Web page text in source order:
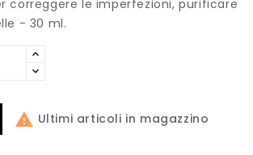
correggere le imperfezioni, purificare
- 30 ml.
 Ultimi articoli in magazzino